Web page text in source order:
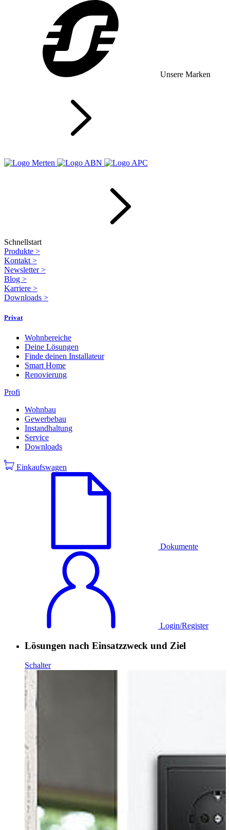
Unsere Marken
Schnellstart
Produkte >
Kontakt >
Newsletter>
Blog >
Karriere >
Downloads >
Privat
Wohnbereiche
Deine Lösungen
Finde deinen Installateur
Smart Home
Renovierung
Profi
Wohnbau
Gewerbebau
Instandhaltung
Service
Downloads
Einkaufswagen
Dokumente
Login/Register
Lösungen nach Einsatzzweck und Ziel
Schalter